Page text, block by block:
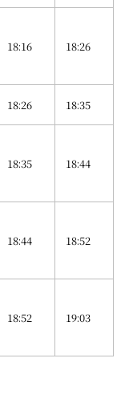
18:16 18:26
18:26 18:35
18:35 18:44
18:44 18:52
18:52 19:03